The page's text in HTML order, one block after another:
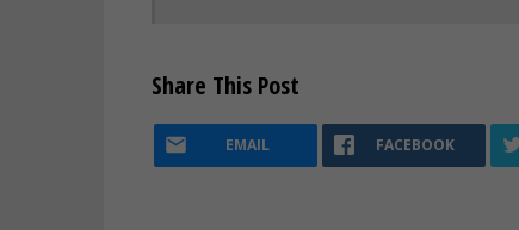
Share This Post
EMAIL FACEBOOK